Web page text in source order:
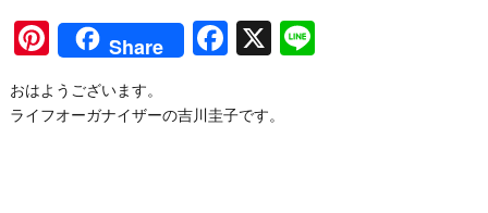
Pinterest
Share Facebook
X
おはようございます。
ライフオーガナイザーの吉川圭子です。